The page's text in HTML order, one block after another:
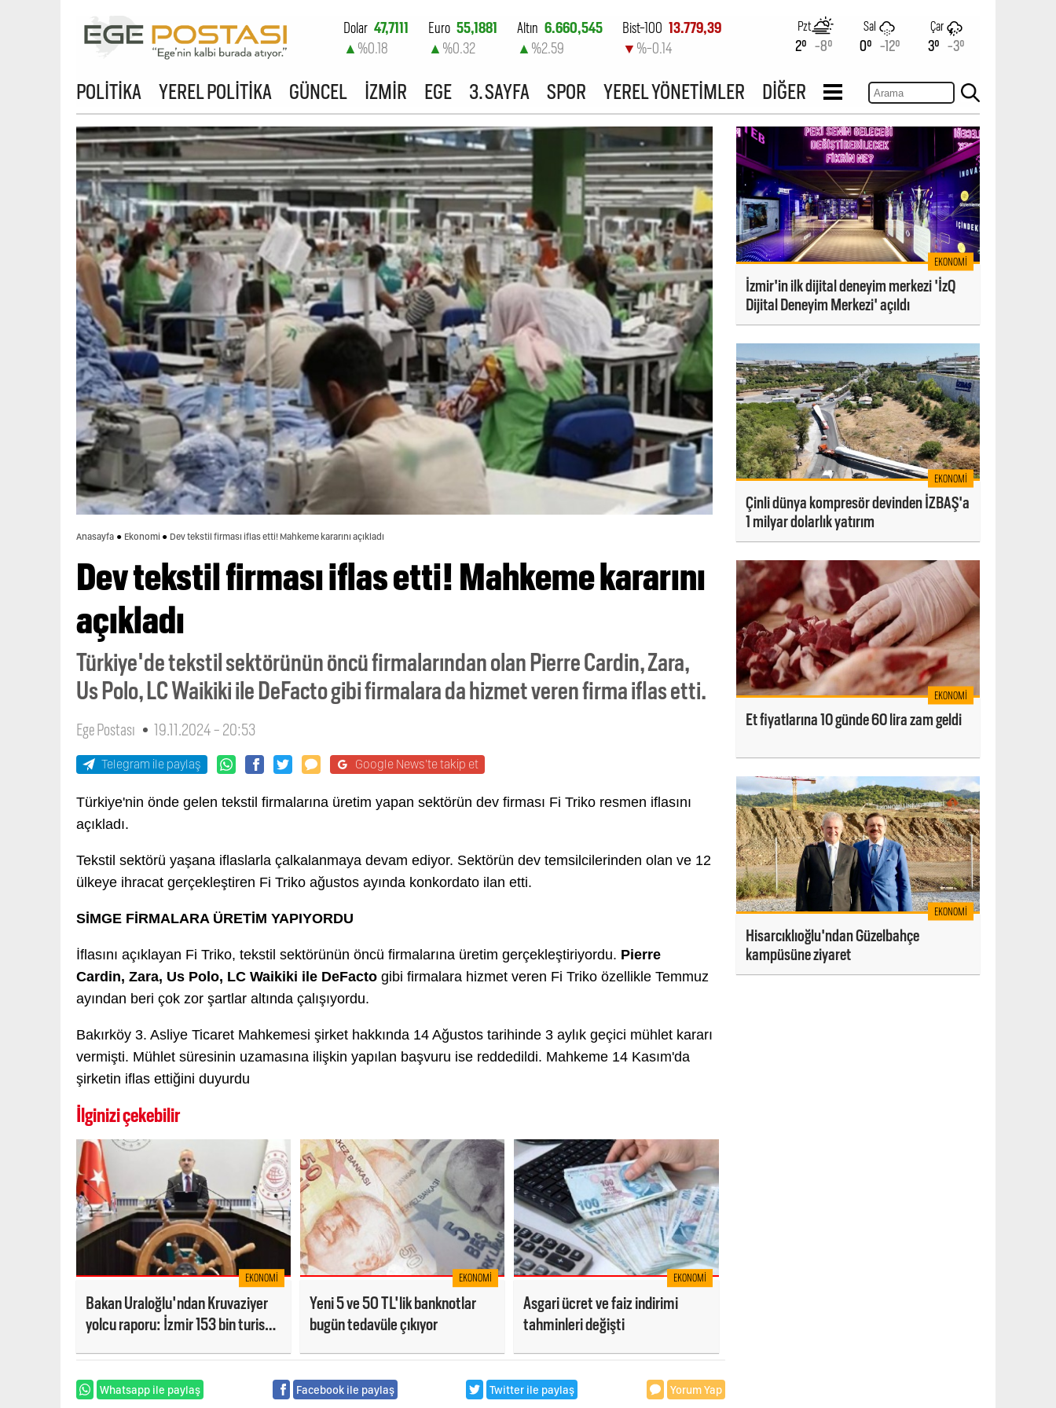
Dolar 47,7111
▲ %0.18
Euro 55,1881
▲ %0.32
Altın 6.660,545
▲ %2.59
Bist-100 13.779,39
▼ %-0.14
Pzt
2° -8°
Sal
0° -12°
Çar
3° -3°
POLİTİKA YEREL POLİTİKA GÜNCEL İZMİR EGE 3. SAYFA SPOR YEREL YÖNETİMLER DİĞER
Anasayfa Ekonomi Dev tekstil firması iflas etti! Mahkeme kararını açıkladı
Dev tekstil firması iflas etti! Mahkeme kararını
açıkladı
Türkiye'de tekstil sektörünün öncü firmalarından olan Pierre Cardin, Zara,
Us Polo, LC Waikiki ile DeFacto gibi firmalara da hizmet veren firma iflas etti.
Ege Postası 19.11.2024 - 20:53
Telegram ile paylaş Google News'te takip et
Türkiye'nin önde gelen tekstil firmalarına üretim yapan sektörün dev firması Fi Triko resmen iflasını
açıkladı.
Tekstil sektörü yaşana iflaslarla çalkalanmaya devam ediyor. Sektörün dev temsilcilerinden olan ve 12
ülkeye ihracat gerçekleştiren Fi Triko ağustos ayında konkordato ilan etti.
SİMGE FİRMALARA ÜRETİM YAPIYORDU
İflasını açıklayan Fi Triko, tekstil sektörünün öncü firmalarına üretim gerçekleştiriyordu. Pierre
Cardin, Zara, Us Polo, LC Waikiki ile DeFacto gibi firmalara hizmet veren Fi Triko özellikle Temmuz
ayından beri çok zor şartlar altında çalışıyordu.
Bakırköy 3. Asliye Ticaret Mahkemesi şirket hakkında 14 Ağustos tarihinde 3 aylık geçici mühlet kararı
vermişti. Mühlet süresinin uzamasına ilişkin yapılan başvuru ise reddedildi. Mahkeme 14 Kasım'da
şirketin iflas ettiğini duyurdu
İlginizi çekebilir
EKONOMI
Bakan Uraloğlu'ndan Kruvaziyer
yolcu raporu: İzmir 153 bin turist
EKONOMI
Yeni 5 ve 50 TL'lik banknotlar
bugün tedavüle çıkıyor
EKONOMI
Asgari ücret ve faiz indirimi
tahminleri değişti
Whatsapp ile paylaş Facebook ile paylaş Twitter ile paylaş Yorum Yap
EKONOMI
İzmir'in ilk dijital deneyim merkezi 'İzQ
Dijital Deneyim Merkezi' açıldı
EKONOMI
Çinli dünya kompresör devinden İZBAŞ'a
1 milyar dolarlık yatırım
EKONOMI
Et fiyatlarına 10 günde 60 lira zam geldi
EKONOMI
Hisarcıklıoğlu'ndan Güzelbahçe
kampüsüne ziyaret